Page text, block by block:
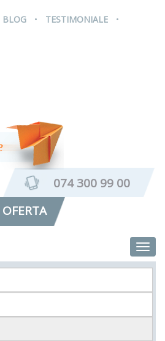
BLOG . TESTIMONIALE .
074 300 99 00
OFERTA